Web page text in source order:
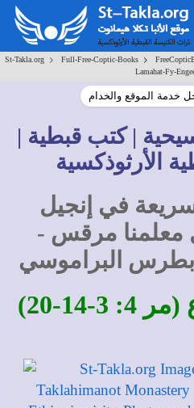
St-Takla.org> Full-Free-Coptic-Books>
Lamahat-Fy-
خدمة الموقع والخدام
| كتب قبطية |
الأرثوذكسية
في إنجيل
معلمنا مرقس -
البراموسي
3-14-20)